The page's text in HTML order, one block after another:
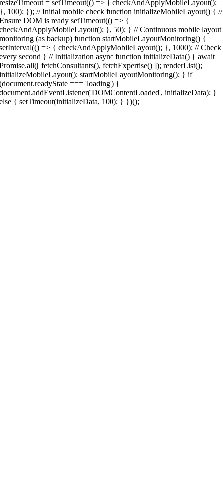
resizeTimeout = setTimeout(() => { checkAndApplyMobileLayout();
}, 100); }); // Initial mobile check function initializeMobileLayout() { //
Ensure DOM is ready setTimeout(() => {
checkAndApplyMobileLayout(); }, 50); } // Continuous mobile layout
monitoring (as backup) function startMobileLayoutMonitoring() {
setInterval(() => { checkAndApplyMobileLayout(); }, 1000); // Check
every second } // Initialization async function initializeData() { await
Promise.all([ fetchConsultants(), fetchExpertise() ]); renderList();
initializeMobileLayout(); startMobileLayoutMonitoring(); } if
(document.readyState === 'loading') {
document.addEventListener('DOMContentLoaded', initializeData); }
else { setTimeout(initializeData, 100); } })();